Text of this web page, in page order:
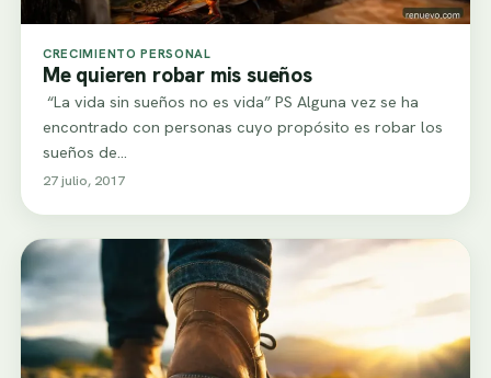
CRECIMIENTO PERSONAL
Me quieren robar mis sueños
“La vida sin sueños no es vida” PS Alguna vez se ha
encontrado con personas cuyo propósito es robar los
sueños de…
27 julio, 2017